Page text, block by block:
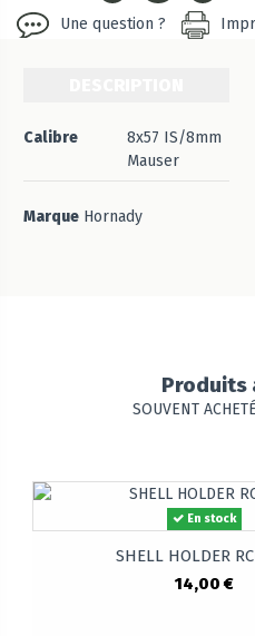
Une question ?
Calibre
8x57 IS/8mm
Mauser
Marque Hornady
Produits
SOUVENT
En stock
SHELL HOLDER
14,00 €